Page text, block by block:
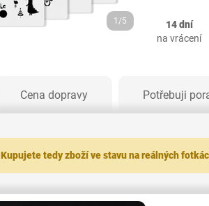
1/5
14 dní
na vrácení
Cena dopravy Potřebuji
Kupujete tedy zboží ve stavu na reálných